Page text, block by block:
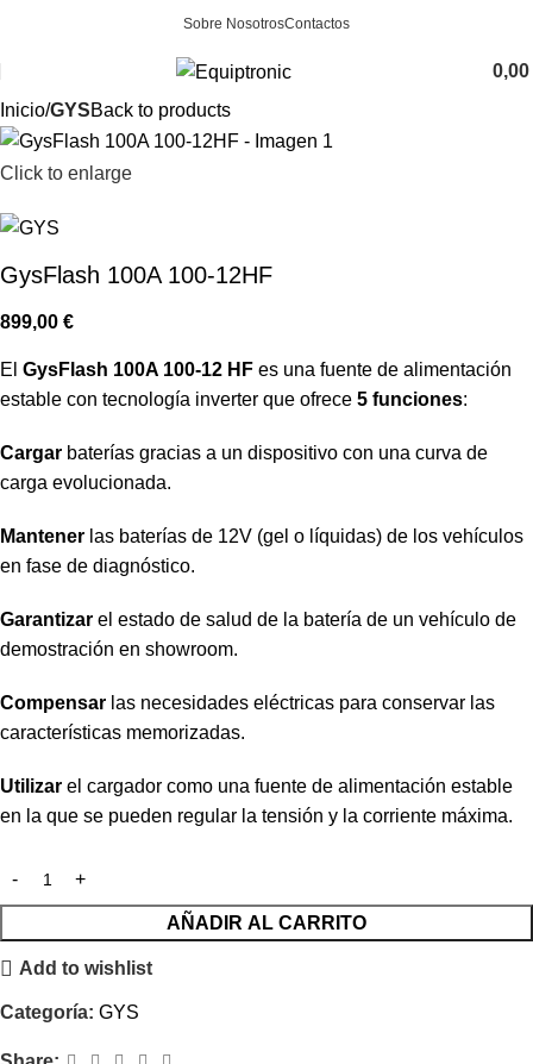
Sobre NosotrosContactos
0,00
Inicio GYSBack to products
Click to enlarge
GysFlash 100A 100-12HF
899,00 €
El GysFlash 100A 100-12 HF es una fuente de alimentación
estable con tecnología inverter que ofrece 5 funciones:
Cargar baterías gracias a un dispositivo con una curva de
carga evolucionada.
Mantener las baterías de 12V (gel o líquidas) de los vehículos
en fase de diagnóstico.
Garantizar el estado de salud de la batería de un vehículo de
demostración en showroom.
Compensar las necesidades eléctricas para conservar las
características memorizadas.
Utilizar el cargador como una fuente de alimentación estable
en la que se pueden regular la tensión y la corriente máxima.
AÑADIR AL CARRITO
Add to wishlist
Categoría: GYS